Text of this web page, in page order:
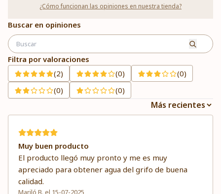
¿Cómo funcionan las opiniones en nuestra tienda?
Buscar en opiniones
Filtra por valoraciones
(2)
(0)
(0)
(0)
(0)
Muy buen producto
El producto llegó muy pronto y me es muy
apreciado para obtener agua del grifo de buena
calidad.
Mariló B. el 15-07-2025